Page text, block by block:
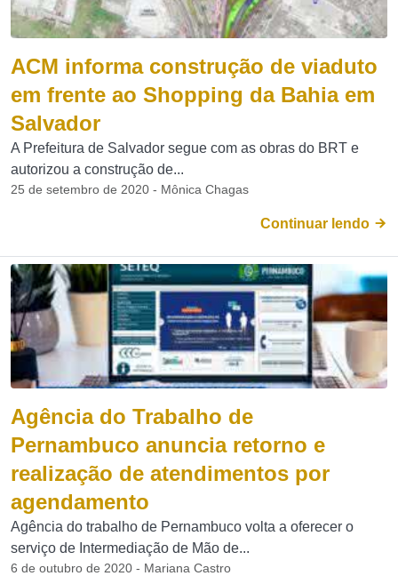
ACM informa construção de viaduto
em frente ao Shopping da Bahia em
Salvador
A Prefeitura de Salvador segue com as obras do BRT e
autorizou a construção de...
25 de setembro de 2020 - Mônica Chagas
Continuar lendo
Agência do Trabalho de
Pernambuco anuncia retorno e
realização de atendimentos por
agendamento
Agência do trabalho de Pernambuco volta a oferecer o
serviço de Intermediação de Mão de...
6 de outubro de 2020 - Mariana Castro